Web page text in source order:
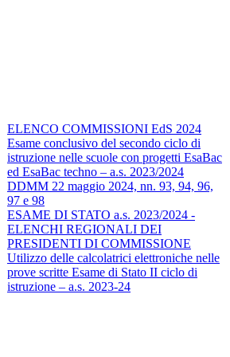
ELENCO COMMISSIONI EdS 2024
Esame conclusivo del secondo ciclo di
istruzione nelle scuole con progetti EsaBac
ed EsaBac techno – a.s. 2023/2024
DDMM 22 maggio 2024, nn. 93, 94, 96,
97 e 98
ESAME DI STATO a.s. 2023/2024 -
ELENCHI REGIONALI DEI
PRESIDENTI DI COMMISSIONE
Utilizzo delle calcolatrici elettroniche nelle
prove scritte Esame di Stato II ciclo di
istruzione – a.s. 2023-24